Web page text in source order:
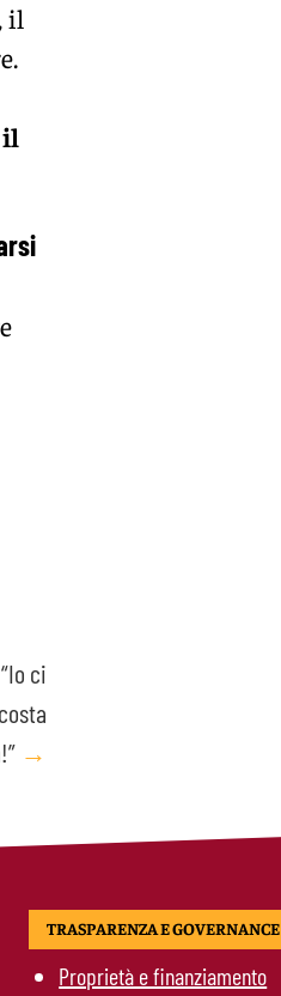
il
il
ci
→
TRASPARENZA E GOVERNANCE
Proprietà e finanziamento